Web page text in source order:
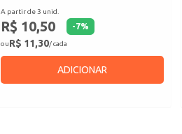
A partir de 3 unid.
R$ 10,50 -7%
ouR$ 11,30/ cada
ADICIONAR